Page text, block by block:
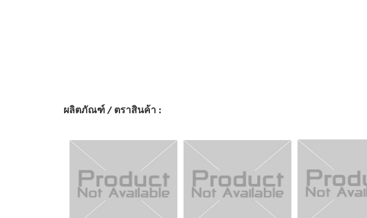
ผลิตภัณฑ์ / ตราสินค้า :